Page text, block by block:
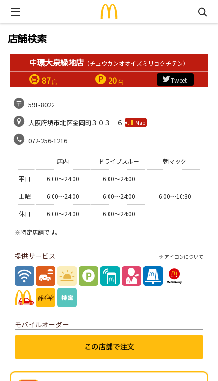
店舗検索
中環大泉緑地店 （チュウカンオオイズミリョクチテン）
87席 20台 Tweet
591-8022
大阪府堺市北区金岡町３０３－６
Map
072-256-1216
店内 ドライブスルー 朝マック
平日 6:00〜24:00 6:00〜24:00
6:00〜10:30
土曜 6:00〜24:00 6:00〜24:00
休日 6:00〜24:00 6:00〜24:00
※特定店舗です。
アイコンについて
提供サービス
モバイルオーダー